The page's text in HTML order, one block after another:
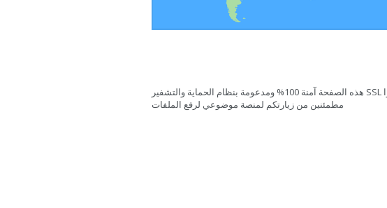
هذه الصفحة آمنة 100% ومدعومة بنظام الحماية والتشفير SSL لهذا كونوا
مطمئنين من زيارتكم لمنصة موضوعي لرفع الملفات